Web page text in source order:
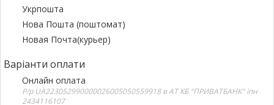
Укрпошта
Нова Пошта (поштомат)
Новая Почта(курьер)
Варіанти оплати
Онлайн оплата
Р/р UA223052990000026005050559918 в АТ КБ "ПРИВАТБАНК" іпн
2434116107